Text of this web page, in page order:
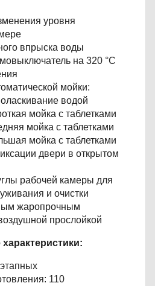
уровня
впрыска воды
на 320 °С
мойки:
водой
мойка с таблетками
мойка с таблетками
мойка с таблетками
двери в открытом
рабочей камеры для
и очистки
жаропрочным
прослойкой
110